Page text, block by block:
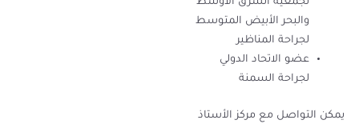
لجمعية الشرق الأوسط
والبحر الأبيض المتوسط
لجراحة المناظير
عضو الاتحاد الدولي
لجراحة السمنة
يمكن التواصل مع مركز الأستاذ